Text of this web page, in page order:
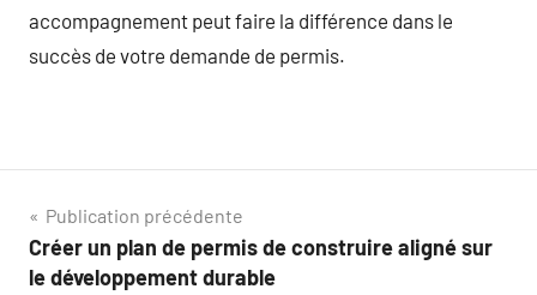
accompagnement peut faire la différence dans le
succès de votre demande de permis.
Navigation
de
Publication précédente
Créer un plan de permis de construire aligné sur
le développement durable